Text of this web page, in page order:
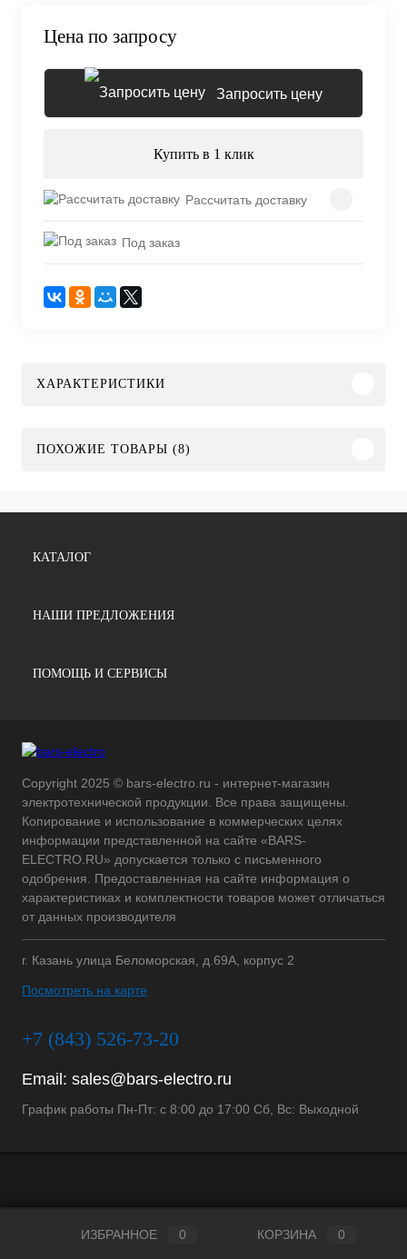
Цена по запросу
Запросить цену
Купить в 1 клик
Рассчитать доставку
Под заказ
ХАРАКТЕРИСТИКИ
ПОХОЖИЕ ТОВАРЫ (8)
КАТАЛОГ
НАШИ ПРЕДЛОЖЕНИЯ
ПОМОЩЬ И СЕРВИСЫ
Copyright 2025 © bars-electro.ru - интернет-магазин
электротехнической продукции. Все права защищены.
Копирование и использование в коммерческих целях
информации представленной на сайте «BARS-
ELECTRO.RU» допускается только с письменного
одобрения. Предоставленная на сайте информация о
характеристиках и комплектности товаров может отличаться
от данных производителя
г. Казань улица Беломорская, д.69А, корпус 2
Посмотреть на карте
+7 (843) 526-73-20
Email: sales@bars-electro.ru
График работы Пн-Пт: с 8:00 до 17:00 Сб, Вс: Выходной
ИЗБРАННОЕ 0 КОРЗИНА 0